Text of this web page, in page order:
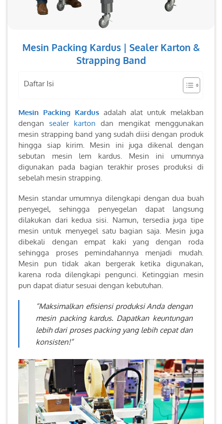
Mesin Packing Kardus | Sealer Karton &
Strapping Band
Daftar Isi
Mesin Packing Kardus adalah alat untuk melakban
dengansealer karton dan mengikat menggunakan
mesin strapping band yang sudah diisi dengan produk
hingga siap kirim. Mesin ini juga dikenal dengan
sebutan mesin lem kardus. Mesin ini umumnya
digunakan pada bagian terakhir proses produksi di
sebelah mesin strapping.
Mesin standar umumnya dilengkapi dengan dua buah
penyegel, sehingga penyegelan dapat langsung
dilakukan dari kedua sisi. Namun, tersedia juga tipe
mesin untuk menyegel satu bagian saja. Mesin juga
dibekali dengan empat kaki yang dengan roda
sehingga proses pemindahannya menjadi mudah.
Mesin pun tidak akan bergerak ketika digunakan,
karena roda dilengkapi pengunci. Ketinggian mesin
pun dapat diatur sesuai dengan kebutuhan.
“Maksimalkan efisiensi produksi Anda dengan
mesin packing kardus. Dapatkan keuntungan
lebih dari proses packing yang lebih cepat dan
konsisten!”